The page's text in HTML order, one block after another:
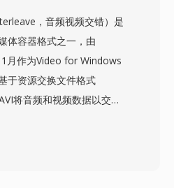
览录制内容。该格式支持来
和ClearQAM调谐源的标
件可通过Windows Media
使用Windows内置工具转
格式。虽然Windows
7之后已停止更新
，音频视频交错）是
体容器格式之一，由
月作为Video for Windows
于资源交换文件格式
将音频和视频数据以交替
现同步播放而无需复杂的流